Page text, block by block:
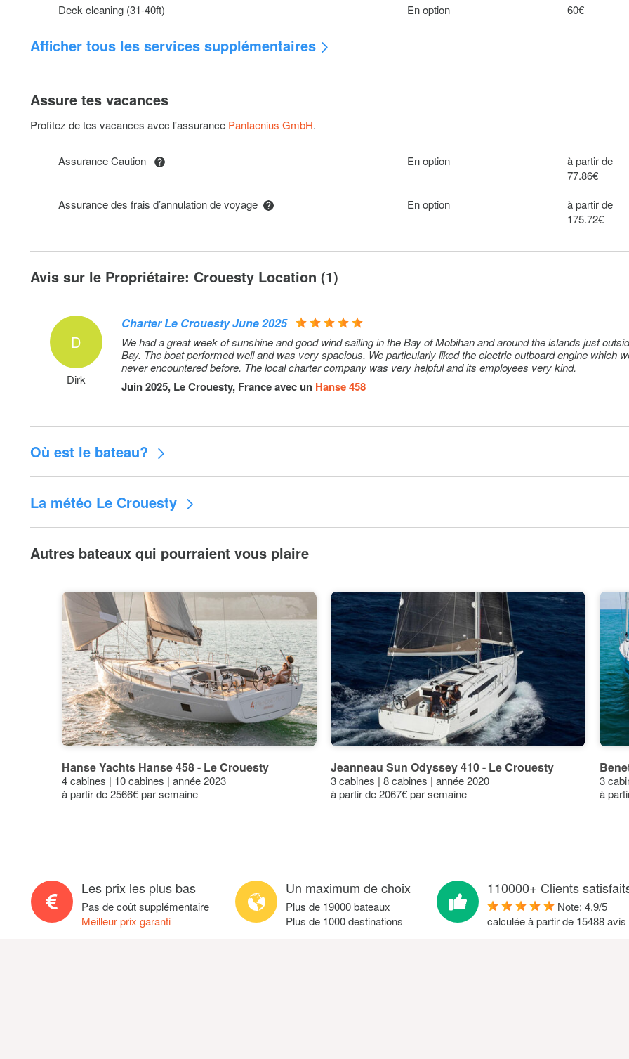
Deck cleaning (31-40ft)
En option 60€
Afficher tous les services supplémentaires
Beddings - simple (includes: sheets, blankets, towels and pillows) En option 30€
Assure tes vacances
Profitez de tes vacances avec l'assurance Pantaenius GmbH.
Assurance Caution En option
à partir de
77.86€
Assurance des frais d’annulation de voyage
En option
à partir de
175.72€
Avis sur le Propriétaire: Crouesty Location (1)
D
Dirk
Charter Le Crouesty June 2025
We had a great week of sunshine and good wind sailing in the Bay of Mobihan and around the islands just
Bay. The boat performed well and was very spacious. We particularly liked the electric outboard engine which
never encountered before. The local charter company was very helpful and its employees very kind.
Juin 2025, Le Crouesty, France avec un Hanse 458
Où est le bateau?
La météo Le Crouesty
30°C
27°C
24°C
21°C
18°C
15°C
12°C
9°C
6°C
3°C
8°
4°
9°
4°
13°
15°
17°
20°
13°
20°
13°
19°
16°
10° 10°
Autres bateaux qui pourraient vous plaire
Hanse Yachts Hanse 458 - Le Crouesty
4 cabines | 10 cabines | année 2023
à partir de 2566€ par semaine
Jeanneau Sun Odyssey 410 - Le Crouesty
3 cabines | 8 cabines | année 2020
à partir de 2067€ par semaine
3
à
Les prix les plus bas
Pas de coût supplémentaire
Meilleur prix garanti
Un maximum de choix
Plus de 19000 bateaux
Plus de 1000 destinations
110000+ Clients
Note: 4.9/5
calculée à partir de 15488avis